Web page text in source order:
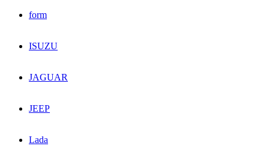
form
ISUZU
JAGUAR
JEEP
Lada